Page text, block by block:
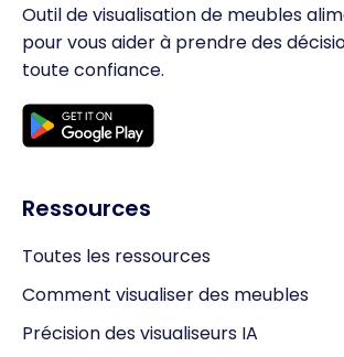
Outil de visualisation de meubles
pour vous aider à prendre des
toute confiance.
Ressources
Toutes les ressources
Comment visualiser des meubles
Précision des visualiseurs IA